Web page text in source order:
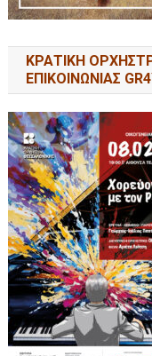
ΚΡΑΤΙΚΗ
ΕΠΙΚΟΙΝΩΝΙΑΣ